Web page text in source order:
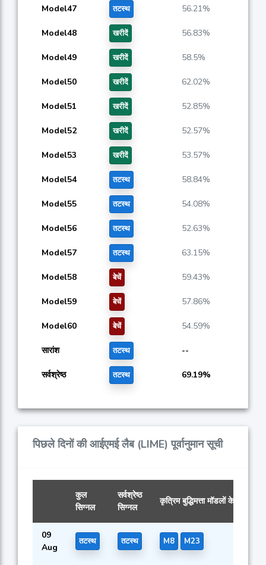
Model47 तटस्थ 56.21%
Model48 खरीदें 56.83%
Model49 खरीदें 58.5%
Model50 खरीदें 62.02%
Model51 खरीदें 52.85%
Model52 खरीदें 52.57%
Model53 खरीदें 53.57%
Model54 तटस्थ 58.84%
Model55 तटस्थ 54.08%
Model56 तटस्थ 52.63%
Model57 तटस्थ 63.15%
Model58 बेचें 59.43%
Model59 बेचें 57.86%
Model60 बेचें 54.59%
सारांश तटस्थ --
सर्वश्रेष्ठ तटस्थ 69.19%
पिछले दिनों की आईएमई लैब (LIME) पूर्वानुमान सूची
कुल
सिग्नल
सर्वश्रेष्ठ
सिग्नल
कृत्रिम बुद्धिमत्ता मॉडलों के सिग्नल
09
Aug
तटस्थ तटस्थ M8 M23